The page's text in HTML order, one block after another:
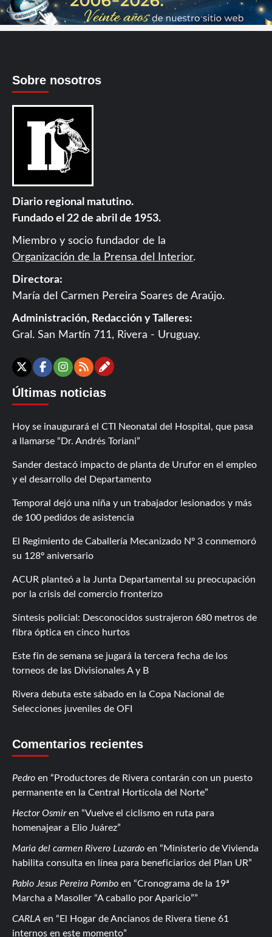
Sobre nosotros
Diario regional matutino.
Fundado el 22 de abril de 1953.
Miembro y socio fundador de la
Organización de la Prensa del Interior.
Directora:
María del Carmen Pereira Soares de Araújo.
Administración, Redacción y Talleres:
Gral. San Martín 711, Rivera - Uruguay.
X Facebook
Instagram
RSSContáctanos
Últimas noticias
Hoy se inaugurará el CTI Neonatal del Hospital, que pasa
a llamarse “Dr. Andrés Toriani”
Sander destacó impacto de planta de Urufor en el empleo
y el desarrollo del Departamento
Temporal dejó una niña y un trabajador lesionados y más
de 100 pedidos de asistencia
El Regimiento de Caballería Mecanizado Nº 3 conmemoró
su 128º aniversario
ACUR planteó a la Junta Departamental su preocupación
por la crisis del comercio fronterizo
Síntesis policial: Desconocidos sustrajeron 680 metros de
fibra óptica en cinco hurtos
Este fin de semana se jugará la tercera fecha de los
torneos de las Divisionales A y B
Rivera debuta este sábado en la Copa Nacional de
Selecciones juveniles de OFI
Comentarios recientes
Pedro en
Productores de Rivera contarán con un puesto
permanente en la Central Hortícola del Norte
Hector Osmiren
Vuelve el ciclismo en ruta para
homenajear a Elio Juárez
Maria del carmen Rivero Luzardo en
Ministerio de Vivienda
habilita consulta en línea para beneficiarios del Plan UR
Pablo Jesus Pereira Pombo en
Cronograma de la 19ª
Marcha a Masoller “A caballo por Aparicio”
CARLA en
El Hogar de Ancianos de Rivera tiene 61
internos en este momento